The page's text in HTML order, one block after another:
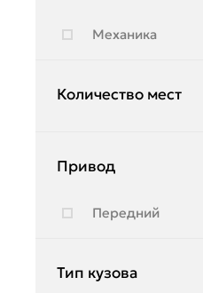
Lada
Механика
Количество мест
Привод
Передний
Тип кузова